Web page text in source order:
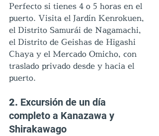
Perfecto si tienes 4 o 5 horas en el
puerto. Visita el Jardín Kenrokuen,
el Distrito Samurái de Nagamachi,
el Distrito de Geishas de Higashi
Chaya y el Mercado Omicho, con
traslado privado desde y hacia el
puerto.
2. Excursión de un día
completo a Kanazawa y
Shirakawago